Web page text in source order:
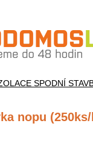
SPODNÍ
nopu